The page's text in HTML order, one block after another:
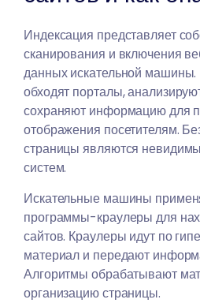
Индексация представляет
сканирования и включения
данных искательной
обходят порталы,
сохраняют информацию для
отображения посетителям.
страницы являются
систем.
Искательные машины
программы-краулеры для
сайтов. Краулеры идут по
материал и передают
Алгоритмы обрабатывают
организацию страницы.